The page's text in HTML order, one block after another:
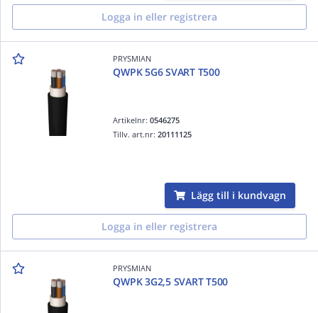
Logga in eller registrera
PRYSMIAN
QWPK 5G6 SVART T500
Artikelnr:0546275
Tillv. art.nr:20111125
Lägg till i kundvagn
Logga in eller registrera
PRYSMIAN
QWPK 3G2,5 SVART T500